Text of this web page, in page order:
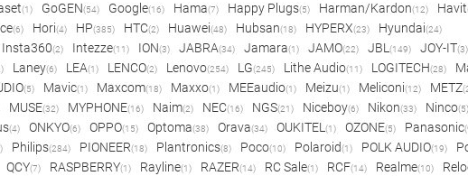
(1) GoGEN(54) Google(16) Hama(7) Happy Plugs(5) Harman/Kardon(12) Havit
(6) Hori(4) HP(385) HTC(2) Huawei(48) Hubsan(18) HYPERX(23) Hyundai(24)
Insta360(2) Intezze(11) ION(3) JABRA(34) Jamara(1) JAMO(22) JBL(149) JOY-IT(3)
Laney(6) LEA(1) LENCO(2) Lenovo(254) LG(245) Lithe Audio(11) LOGITECH(28)
(5) Mavic(1) Maxcom(18) Maxxo(1) MEEaudio(1) Meizu(1) Meliconi(12) METZ
MUSE(32) MYPHONE(16) Naim(2) NEC(16) NGS(21) Niceboy(6) Nikon(33) Ninco(5)
(4) ONKYO(6) OPPO(15) Optoma(38) Orava(34) OUKITEL(1) OZONE(5) Panasonic
Philips(284) PIONEER(18) Plantronics(8) Poco(10) Polaroid(1) POLK AUDIO(19)
QCY(7) RASPBERRY(1) Rayline(1) RAZER(14) RC Sale(1) RCF(14) Realme(10)